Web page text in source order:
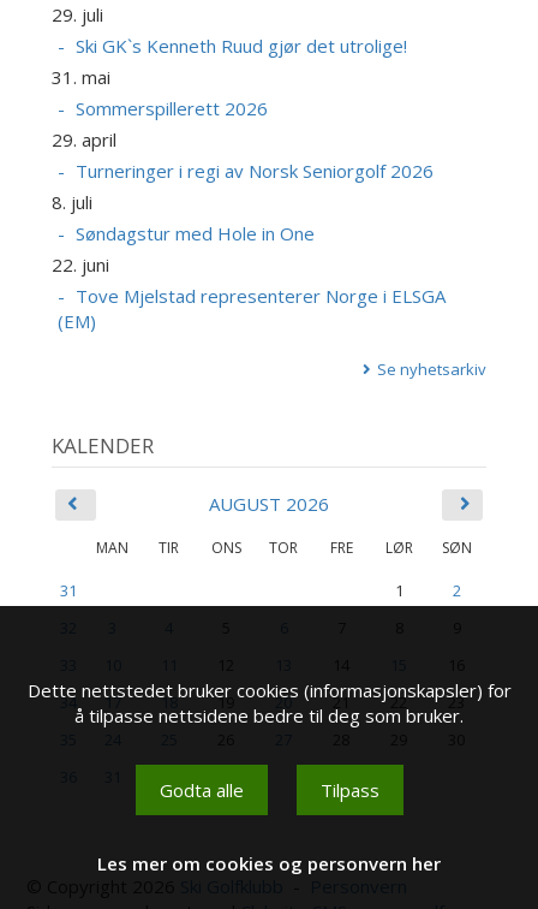
29. juli
Ski GK`s Kenneth Ruud gjør det utrolige!
31. mai
Sommerspillerett 2026
29. april
Turneringer i regi av Norsk Seniorgolf 2026
8. juli
Søndagstur med Hole in One
22. juni
Tove Mjelstad representerer Norge i ELSGA
(EM)
Se nyhetsarkiv
KALENDER
AUGUST 2026
MAN TIR ONS TOR FRE LØR SØN
31 1
2
34
17 18 19 20 21 22
23
Dette nettstedet bruker cookies (informasjonskapsler) for
å tilpasse nettsidene bedre til deg som bruker.
Godta alle Tilpass
Les mer om cookies og personvern her